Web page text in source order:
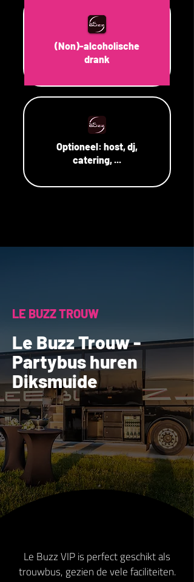
(Non)-alcoholische
drank
Optioneel: host, dj,
catering, ...
LE BUZZ TROUW
Le Buzz Trouw -
Partybus huren
Diksmuide
Le Buzz VIP is perfect geschikt als
trouwbus, gezien de vele faciliteiten.